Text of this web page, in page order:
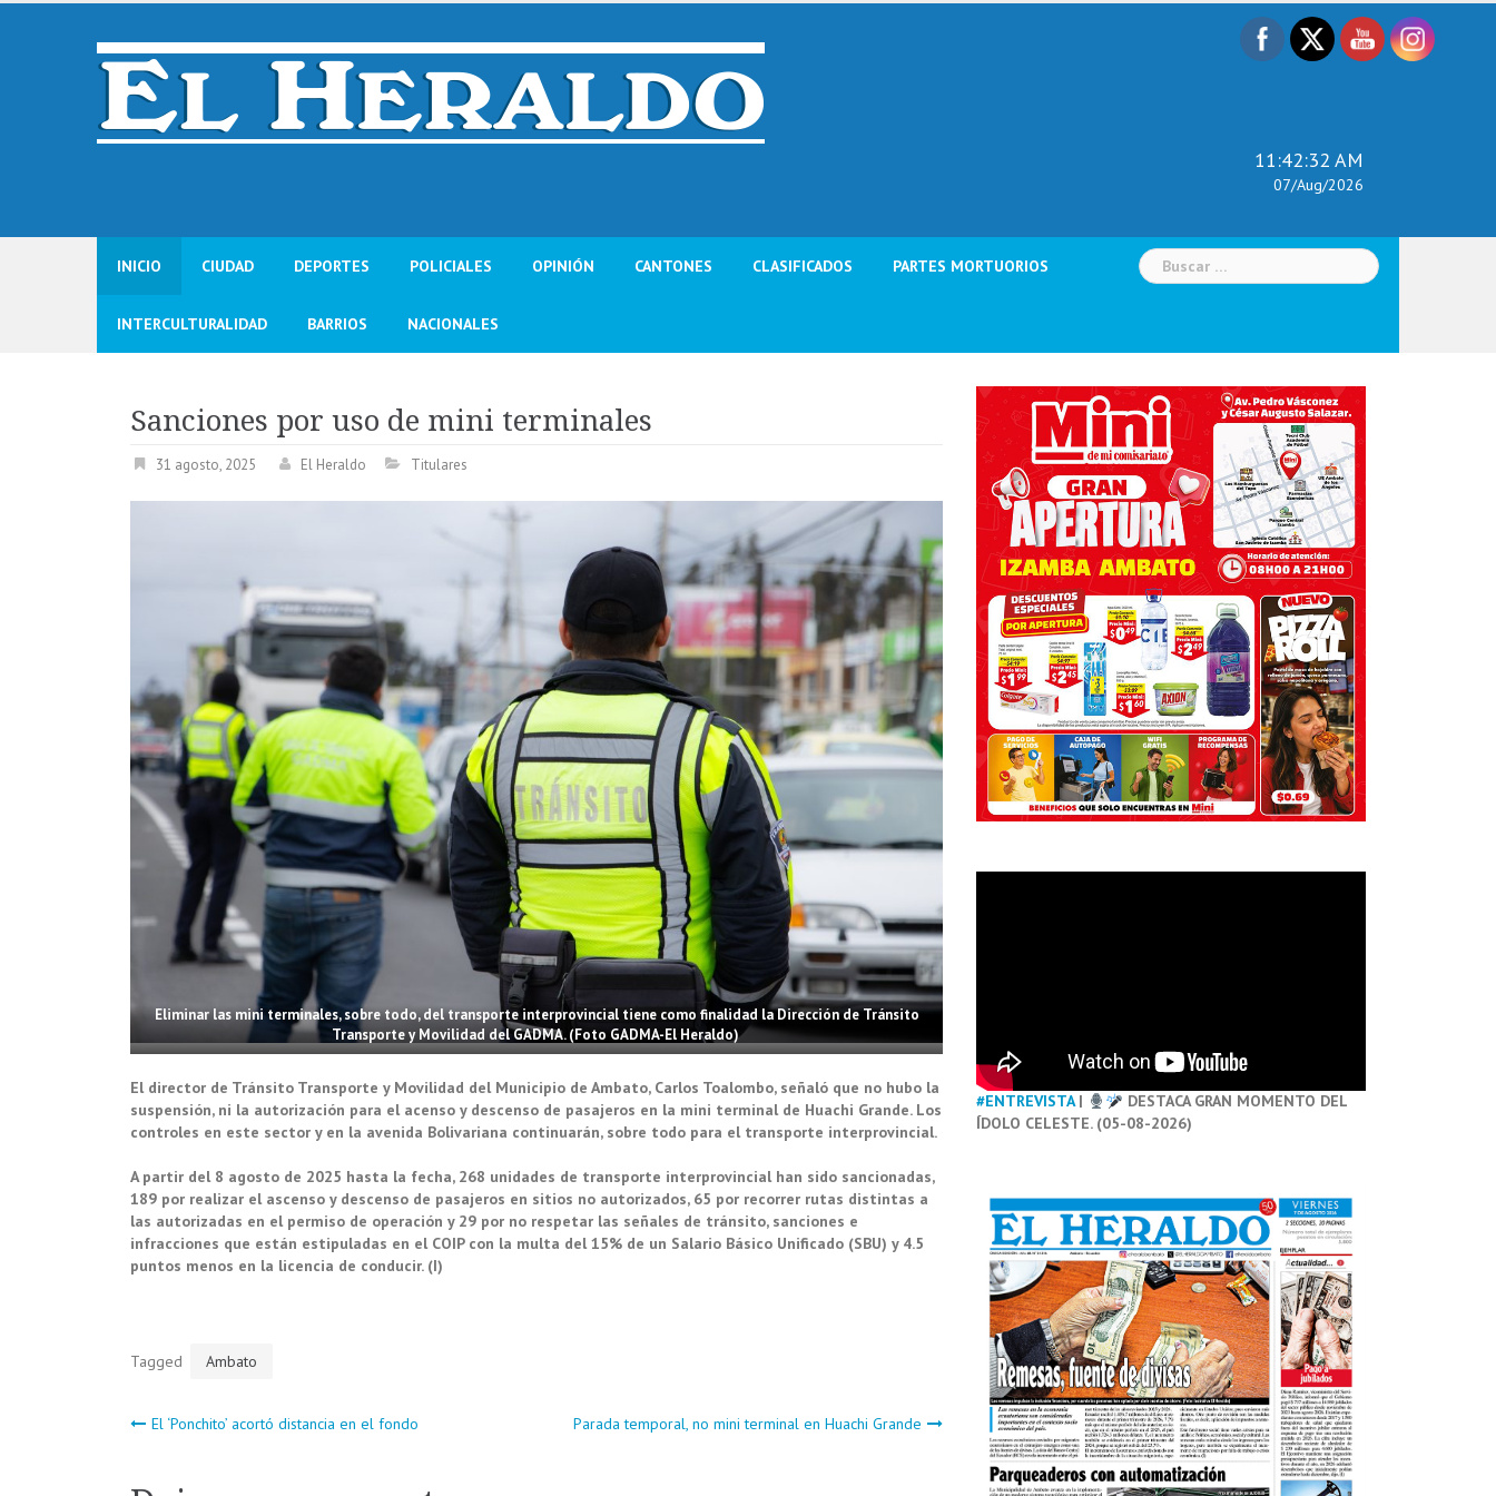
Skip
11:42:34 AM
07/Aug/2026
INICIO CIUDAD DEPORTES POLICIALES OPINIÓN CANTONES CLASIFICADOS PARTES MORTUORIOS
INTERCULTURALIDAD BARRIOS NACIONALES
Buscar:
Sanciones por uso de mini terminales
31 agosto, 2025 El Heraldo Titulares
Eliminar las mini terminales, sobre todo, del transporte interprovincial tiene como finalidad la Dirección de Tránsito
Transporte y Movilidad del GADMA. (Foto GADMA-El Heraldo)
El director de Tránsito Transporte y Movilidad del Municipio de Ambato, Carlos Toalombo, señaló que no hubo la
suspensión, ni la autorización para el acenso y descenso de pasajeros en la mini terminal de Huachi Grande. Los
controles en este sector y en la avenida Bolivariana continuarán, sobre todo para el transporte interprovincial.
A partir del 8 agosto de 2025 hasta la fecha, 268 unidades de transporte interprovincial han sido sancionadas,
189 por realizar el ascenso y descenso de pasajeros en sitios no autorizados, 65 por recorrer rutas distintas a
las autorizadas en el permiso de operación y 29 por no respetar las señales de tránsito, sanciones e
infracciones que están estipuladas en el COIP con la multa del 15% de un Salario Básico Unificado (SBU) y 4.5
puntos menos en la licencia de conducir. (I)
Tagged Ambato
Navegación
El ‘Ponchito’ acortó distancia en el fondo Parada temporal, no mini terminal en Huachi Grande
#ENTREVISTA|
DESTACA GRAN MOMENTO DEL
ÍDOLO CELESTE. (05-08-2026)